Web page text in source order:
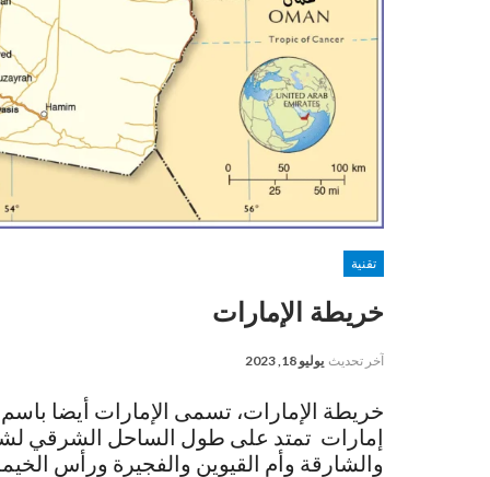
تقنية
خريطة الإمارات
آخر تحديث يوليو 18, 2023
خريطة الإمارات، تسمى الإمارات أيضا
إمارات تمتد على طول الساحل الشرقي
والشارقة وأم القيوين والفجيرة ورأس